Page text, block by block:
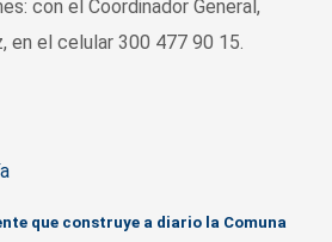
con el Coordinador General,
en el celular 300 477 90 15.
que construye a diario la Comuna